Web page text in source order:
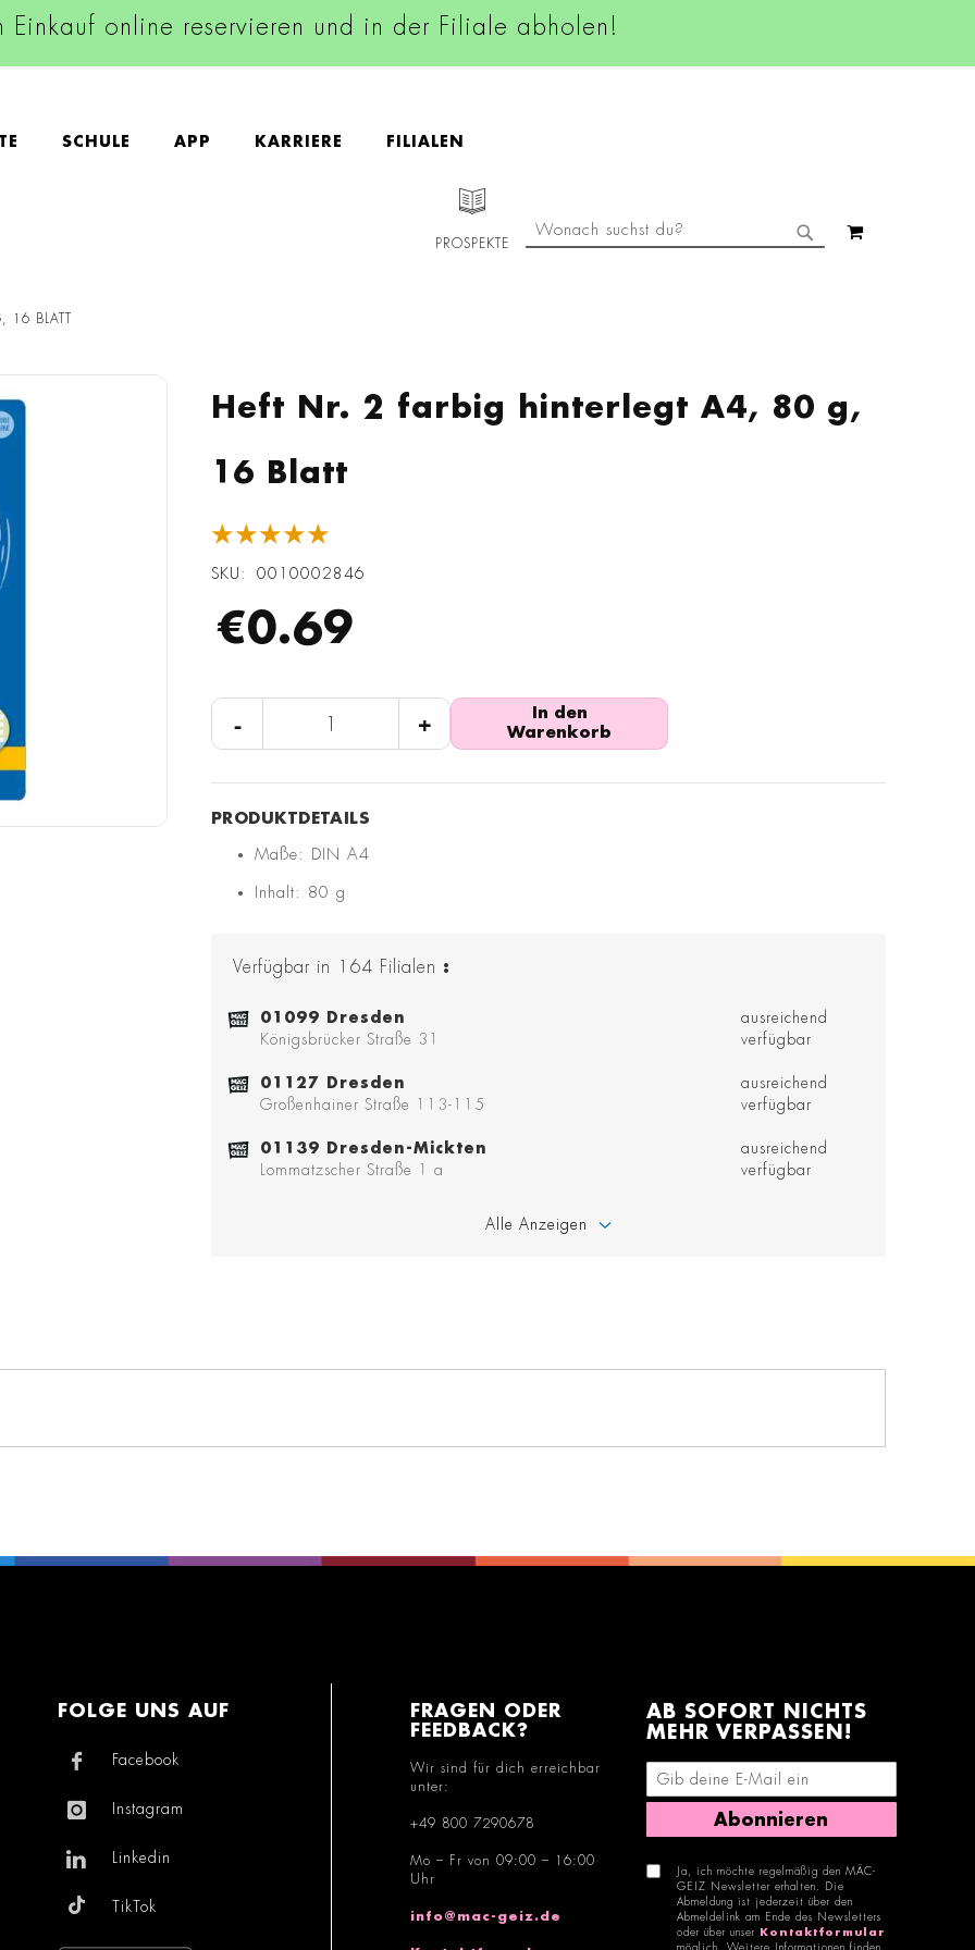
Einkauf online reservieren und in der Filiale abholen!
SCHULE APP KARRIERE FILIALEN
PROSPEKTE
SUCHE
16 BLATT
Heft Nr. 2 farbig hinterlegt A4, 80 g,
16 Blatt
★★★★★
SKU 0010002846
€0.69
- +
In den
Warenkorb
Maße: DIN A4
Inhalt: 80 g
Verfügbar in 164 Filialen :
01099 Dresden
Königsbrücker Straße 31
ausreichend
verfügbar
01127 Dresden
Großenhainer Straße 113-115
ausreichend
verfügbar
01139 Dresden-Mickten
Lommatzscher Straße 1 a
ausreichend
verfügbar
Alle Anzeigen
FOLGE UNS AUF
Facebook
Instagram
Linkedin
TikTok
FRAGEN ODER
FEEDBACK?
Wir sind für dich erreichbar
unter:
+49 800 7290678
Mo – Fr von 09:00 – 16:00
Uhr
info@mac-geiz.de
AB SOFORT NICHTS
MEHR VERPASSEN!
E-Mail-Adresse eingeben
Abonnieren
Ja, ich möchte regelmäßig den MÄC-
GEIZ Newsletter erhalten. Die
Abmeldung ist jederzeit über den
Abmeldelink am Ende des Newsletters
oder über unser
Kontaktformular